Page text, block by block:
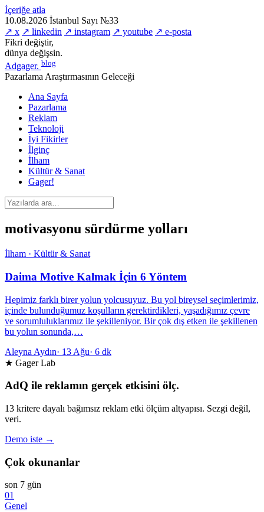
İçeriğe atla
10.08.2026 İstanbul Sayı №33
↗ x ↗ linkedin ↗ instagram ↗ youtube ↗ e-posta
Fikri değiştir,
dünya değişsin.
Adgager. blog
Pazarlama Araştırmasının Geleceği
Ana Sayfa
Pazarlama
Reklam
Teknoloji
İyi Fikirler
İlginç
İlham
Kültür & Sanat
Gager!
motivasyonu sürdürme yolları
İlham · Kültür & Sanat
Daima Motive Kalmak İçin 6 Yöntem
Hepimiz farklı birer yolun yolcusuyuz. Bu yol bireysel seçimlerimiz,
içinde bulunduğumuz koşulların gerektirdikleri, yaşadığımız çevre
ve sorumluluklarımız ile şekilleniyor. Bir çok dış etken ile şekillenen
bu yolun sonunda,…
Aleyna Aydın· 13 Ağu· 6 dk
★ Gager Lab
AdQ ile reklamın gerçek etkisini ölç.
13 kritere dayalı bağımsız reklam etki ölçüm altyapısı. Sezgi değil,
veri.
Demo iste →
Çok okunanlar
son 7 gün
01
Genel